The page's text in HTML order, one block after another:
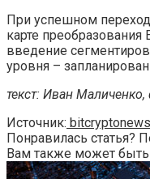
При успешном
карте преобразования
введение
уровня –
текст: Иван
Источник:
Понравилась статья?
Вам также может быть